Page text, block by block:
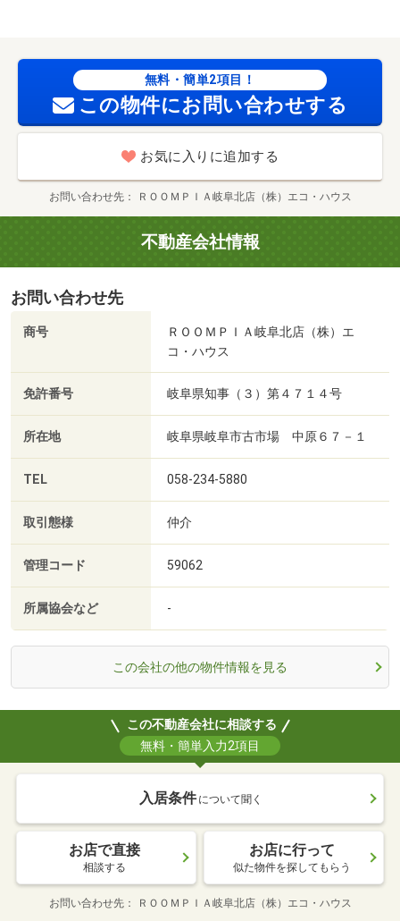
無料・簡単2項目！
この物件にお問い合わせする
お気に入りに追加する
お問い合わせ先 ＲＯＯＭＰＩＡ岐阜北店（株）エコ・ハウス
不動産会社情報
お問い合わせ先
商号
ＲＯＯＭＰＩＡ岐阜北店（株）エ
コ・ハウス
免許番号 岐阜県知事（３）第４７１４号
所在地 岐阜県岐阜市古市場 中原６７－１
TEL 058-234-5880
取引態様 仲介
管理コード 59062
所属協会など -
この会社の他の物件情報を見る
この不動産会社に相談する
無料・簡単入力2項目
入居条件 について聞く
お店で直接
相談する
お店に行って
似た物件を探してもらう
お問い合わせ先 ＲＯＯＭＰＩＡ岐阜北店（株）エコ・ハウス